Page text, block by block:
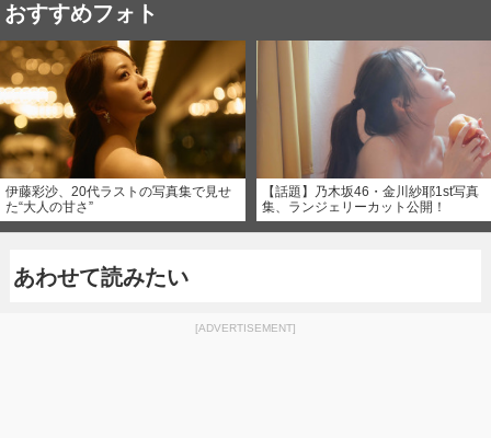
おすすめフォト
伊藤彩沙、20代ラストの写真集で見せ
た“大人の甘さ”
【話題】乃木坂46・金川紗耶1st写真
集、ランジェリーカット公開！
あわせて読みたい
[ADVERTISEMENT]